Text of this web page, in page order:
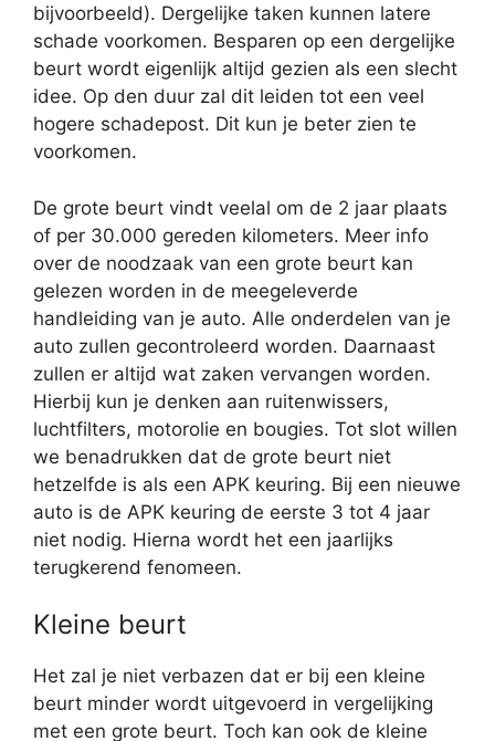
bijvoorbeeld). Dergelijke taken kunnen latere
schade voorkomen. Besparen op een dergelijke
beurt wordt eigenlijk altijd gezien als een slecht
idee. Op den duur zal dit leiden tot een veel
hogere schadepost. Dit kun je beter zien te
voorkomen.
De grote beurt vindt veelal om de 2 jaar plaats
of per 30.000 gereden kilometers. Meer info
over de noodzaak van een grote beurt kan
gelezen worden in de meegeleverde
handleiding van je auto. Alle onderdelen van je
auto zullen gecontroleerd worden. Daarnaast
zullen er altijd wat zaken vervangen worden.
Hierbij kun je denken aan ruitenwissers,
luchtfilters, motorolie en bougies. Tot slot willen
we benadrukken dat de grote beurt niet
hetzelfde is als een APK keuring. Bij een nieuwe
auto is de APK keuring de eerste 3 tot 4 jaar
niet nodig. Hierna wordt het een jaarlijks
terugkerend fenomeen.
Kleine beurt
Het zal je niet verbazen dat er bij een kleine
beurt minder wordt uitgevoerd in vergelijking
met een grote beurt. Toch kan ook de kleine